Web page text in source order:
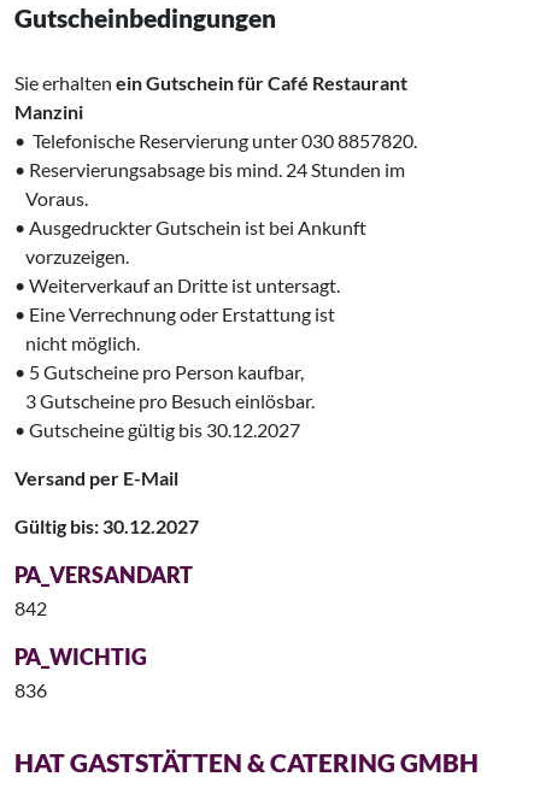
Gutscheinbedingungen
Sie erhalten ein Gutschein für Café Restaurant
‌Manzini
• Telefonische Reservierung unter 030 8857820.
• Reservierungsabsage bis mind. 24 Stunden im
‌ Voraus.
• Ausgedruckter Gutschein ist bei Ankunft
‌ vorzuzeigen.
• Weiterverkauf an Dritte ist untersagt.
• Eine Verrechnung oder Erstattung ist
‍ nicht möglich.
• 5 Gutscheine pro Person kaufbar,
‌ 3 Gutscheine pro Besuch einlösbar.
• Gutscheine gültig bis 30.12.2027
Versand per E-Mail
Gültig bis: 30.12.2027
PA_VERSANDART
842
PA_WICHTIG
836
HAT GASTSTÄTTEN & CATERING GMBH